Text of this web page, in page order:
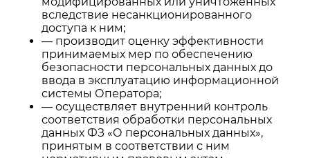
вследствие несанкционированного
доступа к ним;
— производит оценку эффективности
принимаемых мер по обеспечению
безопасности персональных данных до
ввода в эксплуатацию информационной
системы Оператора;
— осуществляет внутренний контроль
соответствия обработки персональных
данных ФЗ «О персональных данных»,
принятым в соответствии с ним